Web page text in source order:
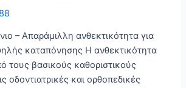
– Απαράμιλλη ανθεκτικότητα για
καταπόνησης Η ανθεκτικότητα
τους βασικούς καθοριστικούς
οδοντιατρικές και ορθοπεδικές